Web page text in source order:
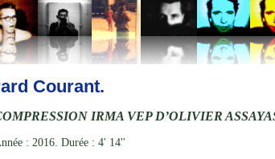
Courant.
IRMA VEP D’OLIVIER
: 2016. Durée : 4' 14''